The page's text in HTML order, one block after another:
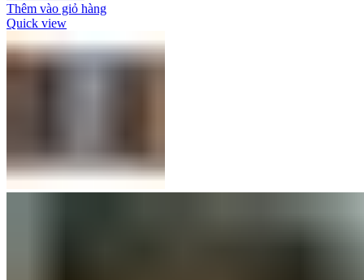
Thêm vào giỏ hàng
Quick view